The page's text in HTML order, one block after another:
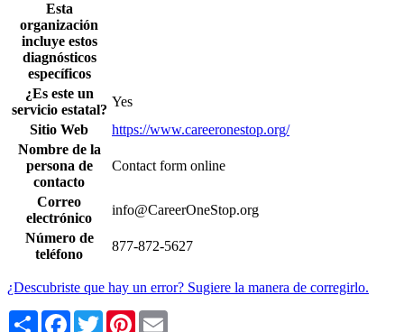
Esta
organización
incluye estos
diagnósticos
específicos
¿Es este un
servicio estatal?
Yes
Sitio Web
https://www.careeronestop.org/
Nombre de la
persona de
contacto
Contact form online
Correo
electrónico
info@CareerOneStop.org
Número de
teléfono
877-872-5627
¿Descubriste que hay un error? Sugiere la manera de corregirlo.
Share Facebook
TwitterPinterest